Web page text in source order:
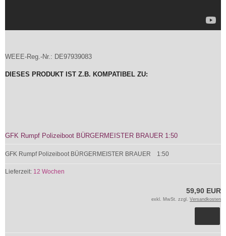
WEEE-Reg.-Nr.: DE97939083
DIESES PRODUKT IST Z.B. KOMPATIBEL ZU:
GFK Rumpf Polizeiboot BÜRGERMEISTER BRAUER 1:50
GFK Rumpf Polizeiboot BÜRGERMEISTER BRAUER 1:50
Lieferzeit: 12 Wochen
59,90 EUR
exkl. MwSt. zzgl. Versandkosten